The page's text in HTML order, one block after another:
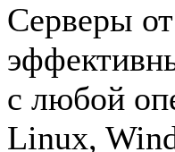
Серверы
с любой
Linux,